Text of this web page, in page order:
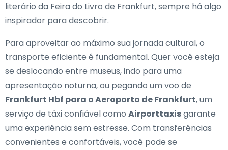
literário da Feira do Livro de Frankfurt, sempre há algo
inspirador para descobrir.
Para aproveitar ao máximo sua jornada cultural, o
transporte eficiente é fundamental. Quer você esteja
se deslocando entre museus, indo para uma
apresentação noturna, ou pegando um voo de
Frankfurt Hbf para o Aeroporto de Frankfurt, um
serviço de táxi confiável como Airporttaxisgarante
uma experiência sem estresse. Com transferências
convenientes e confortáveis, você pode se